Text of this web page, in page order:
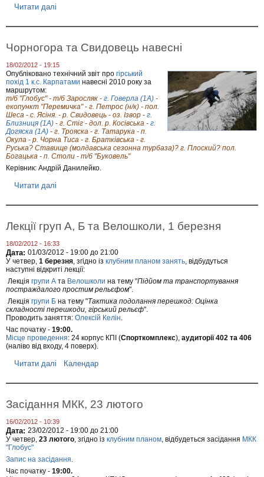
2
л
т
о
г
Читати далі
о
х
д
І
н
и
л
ч
е
к
о
м
Чорногора та Свидовець навесні
18/02/2012 - 19:15
Опубліковано технічний звіт про гірський
похід 1 к.с. Карпатами навесні 2010 року за
маршрутом:
т/б "Глобус" - т/б Заросляк - г. Говерла (1А) -
екопункт "Перемичка" - г. Петрос (н/к) - пол.
Шеса - с. Ясіня. - р. Свидовець - оз. Ізвор - г.
Близниця (1А) - г. Стіг - дол. р. Косівська - г.
Догяска (1А) - г. Трояска - г. Татарука - п.
Окула - р. Чорна Тиса - г. Братківська - г.
Руська? Ставище (молдавська сезонна турбаза)? г. Плоский? пол.
Богацька - п. Столи - т/б "Буковель"
Керівник: Андрій Данилейко.
Читати далі
о
р
о
г
о
р
а
т
а
С
в
и
д
о
в
с
н
і
Лекції груп А, Б та Велошколи, 1 березня
18/02/2012 - 16:33
Дата: 01/03/2012 - 19:00 до 21:00
У четвер, 1 березня, згідно із клубним планом занять, відбудуться
наступні відкриті лекції:
Лекція групи А та Велошколи на тему "Підйом та транспортування
постраждалого простим рельєфом".
Лекція групи Б на тему "Тактика подолання перешкод: Оцінка
складності перешкоди, гірський рельєф".
Проводить заняття: Олексій Келін.
Час початку - 19:00.
Місце проведення: 24 корпус КПІ (Спорткомплекс), аудиторії 402 та 406
(наліво від входу, 4 поверх).
Читати далі
о
к
і
ї
г
у
п
Календар
Засідання МКК, 23 лютого
16/02/2012 - 10:39
Дата: 23/02/2012 - 19:00 до 21:00
У четвер, 23 лютого, згідно із клубним планом, відбудеться засідання МКК
"Глобус"
Запис на засідання.
Час початку - 19:00.